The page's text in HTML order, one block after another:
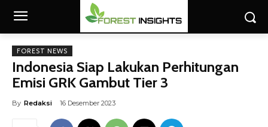
FOREST NEWS
Indonesia Siap Lakukan Perhitungan
Emisi GRK Gambut Tier 3
By Redaksi 16 Desember 2023